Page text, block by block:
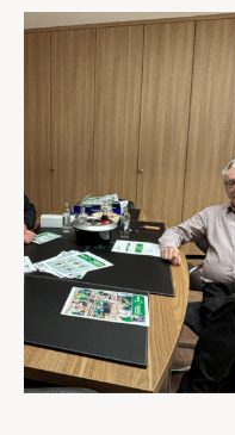
Assistance en
Devenir
Actualités